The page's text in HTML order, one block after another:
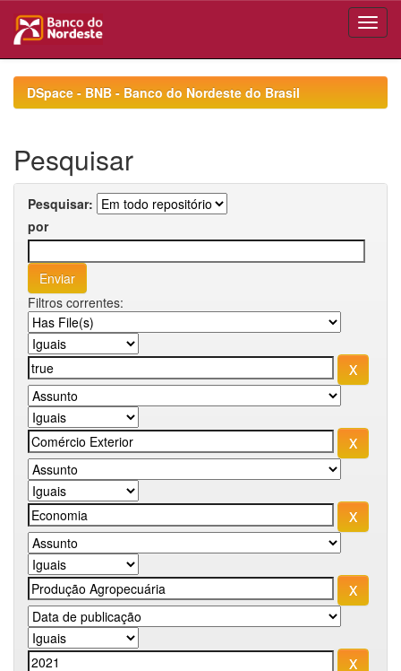
navigationDSpace - BNB - Banco do Nordeste do Brasil
Pesquisar
Pesquisar:
por
Filtros correntes: